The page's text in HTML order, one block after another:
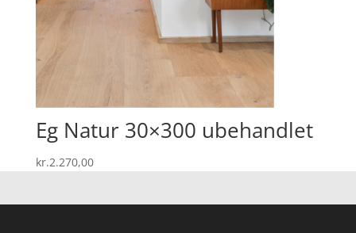
Eg Natur 30×300 ubehandlet
kr.2.270,00